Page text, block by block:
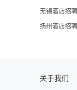
无锡酒店招聘
扬州酒店招聘
关于我们